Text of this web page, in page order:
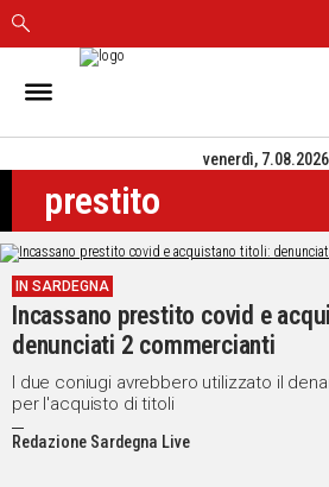
IN
CAGLIARI
SASSARI
NUORO
ORISTANO
SULCIS
GALLURA
OGLIASTRA
MEDIO
CAMPIDANO
venerdì, 7.08.2026
prestito
IN SARDEGNA
Incassano prestito covid e
denunciati 2 commercianti
I due coniugi avrebbero utilizzato il
per l'acquisto di titoli
Redazione Sardegna Live